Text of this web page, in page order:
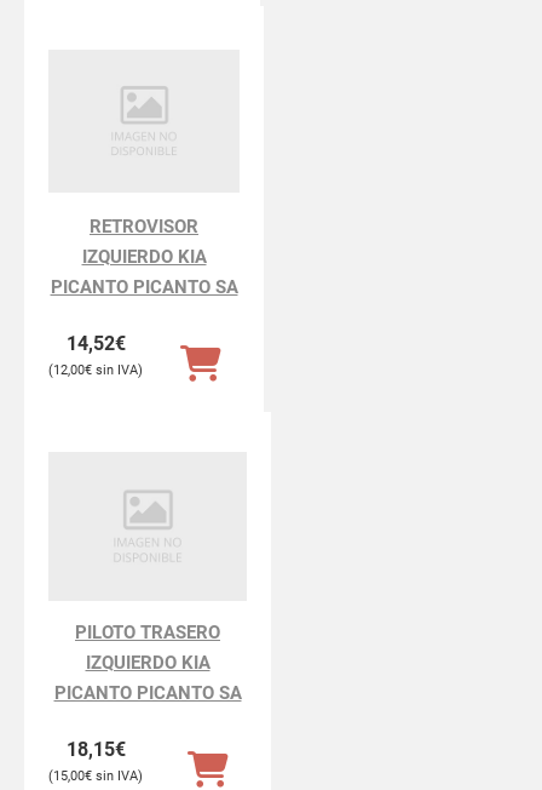
RETROVISOR
IZQUIERDO KIA
PICANTO PICANTO SA
14,52€
12,00€
PILOTO TRASERO
IZQUIERDO KIA
PICANTO PICANTO SA
18,15€
15,00€